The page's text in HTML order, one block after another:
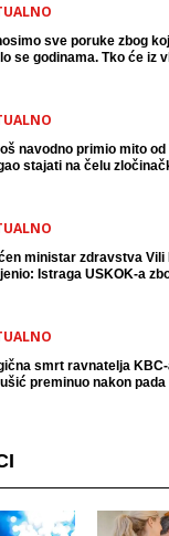
sve poruke zbog
se godinama. Tko će iz
navodno primio mito
stajati na čelu
ministar zdravstva Vili
Istraga USKOK-a
smrt ravnatelja
preminuo nakon